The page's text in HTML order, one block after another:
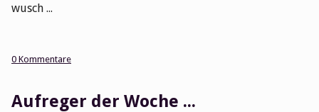
wusch ...
0 Kommentare
Aufreger der Woche ...